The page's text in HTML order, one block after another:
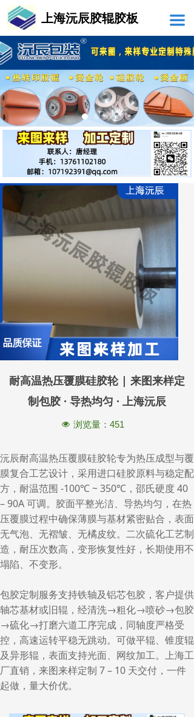
끀
上海沅辰胶辊胶板
耐高温热压覆膜硅胶轮 | 来图来样定
制包胶 · 导热均匀 · 上海沅辰
넶 浏览量： 451
沅辰耐高温热压覆膜硅胶轮专为热压成型与覆
膜复合工艺设计，采用进口硅胶原料与稳定配
方，耐温范围 -100℃ ~ 350℃，邵氏硬度 40
– 90A 可调。胶面平整光洁、导热均匀，在热
压覆膜过程中确保薄膜与基材紧密贴合，表面
无气泡、无褶皱、无橘皮纹。二次硫化工艺制
造，耐压次数高，变形恢复性好，长期使用不
塌陷、不变形。
包胶定制服务支持铁轴及铝芯包胶，客户提供
轴芯基材或旧辊，经清洗→粗化→喷砂→包胶
→硫化→打磨六道工序完成，同轴度严格受
控，高速运转平稳无跳动。可做平辊、锥度辊
及异形辊，表面支持光面、网纹加工。上海工
厂直销，来图来样定制 7 – 10 天交付，一件
起做，量大价优。